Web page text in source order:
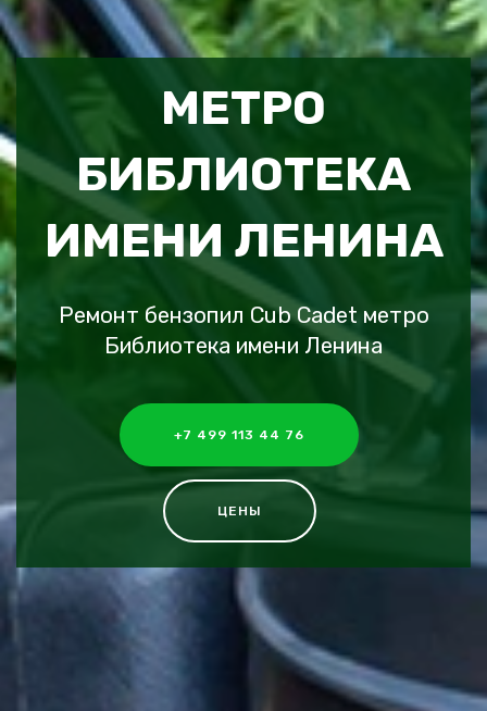
МЕТРО
БИБЛИОТЕКА
ИМЕНИ ЛЕНИНА
Ремонт бензопил Cub Cadet метро
Библиотека имени Ленина
+7 499 113 44 76
ЦЕНЫ